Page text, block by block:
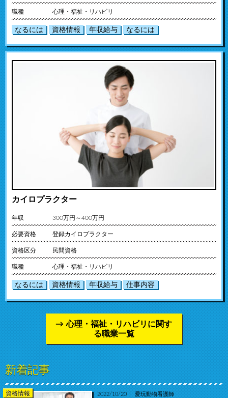
職種 心理・福祉・リハビリ
なるには 資格情報 年収給与 なるには
カイロプラクター
年収 300万円～400万円
必要資格 登録カイロプラクター
資格区分 民間資格
職種 心理・福祉・リハビリ
なるには 資格情報 年収給与 仕事内容
心理・福祉・リハビリに関す
る職業一覧
新着記事
資格情報 2022/10/20 愛玩動物看護師